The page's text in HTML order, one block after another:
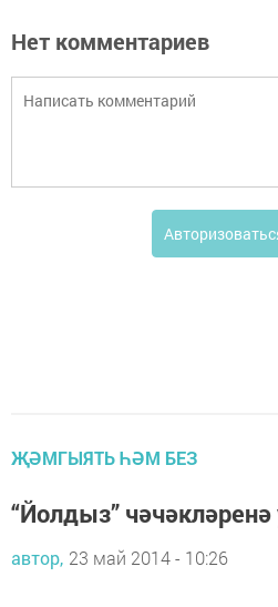
Нет комментариев
ҖӘМГЫЯТЬ ҺӘМ БЕЗ
“Йолдыз”
автор, 23 май 2014 - 10:26